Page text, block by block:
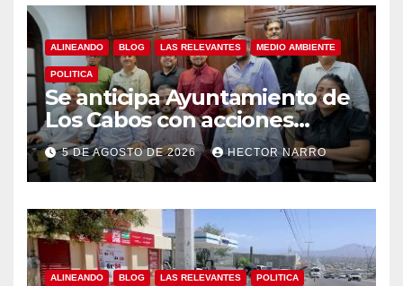
ALINEANDO BLOG LAS RELEVANTES MEDIO AMBIENTE
POLITICA
Se anticipa Ayuntamiento de
Los Cabos con acciones
preventivas ante lluvias en el
centro histórico
5 DE AGOSTO DE 2026 HECTOR NARRO
ALINEANDO BLOG LAS RELEVANTES POLITICA